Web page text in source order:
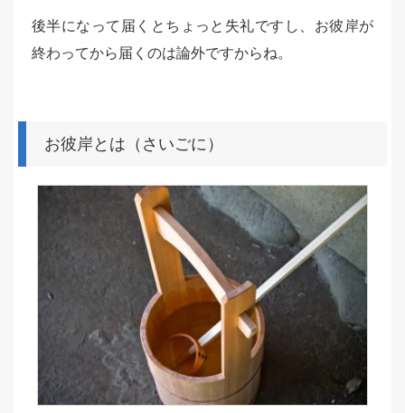
後半になって届くとちょっと失礼ですし、お彼岸が
終わってから届くのは論外ですからね。
お彼岸とは（さいごに）